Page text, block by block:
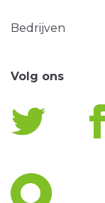
Bedrijven
Volg ons